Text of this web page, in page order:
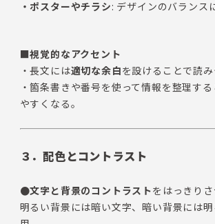
・ポスターやチラシ: デザインのバランス
■視覚的なアクセント
・長文には適切な余白を設けることで読み
・箇条書きや番号を使って情報を整理す
やすくなる。
３．配色とコントラスト
●文字と背景のコントラストをはっきりさ
明るい背景には暗い文字、暗い背景には